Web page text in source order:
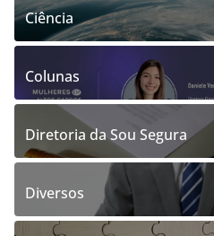
Ciência
Colunas
Diretoria da Sou Segura
Diversos